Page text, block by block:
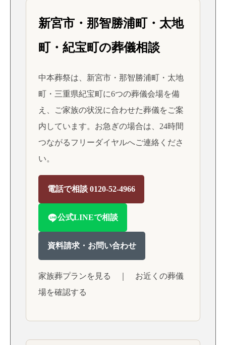
新宮市・那智勝浦町・太地
町・紀宝町の葬儀相談
中本葬祭は、新宮市・那智勝浦町・太地
町・三重県紀宝町に6つの葬儀会場を備
え、ご家族の状況に合わせた葬儀をご案
内しています。お急ぎの場合は、24時間
つながるフリーダイヤルへご連絡くださ
い。
電話で相談 0120-52-4966
公式LINEで相談
資料請求・お問い合わせ
家族葬プランを見る
お近くの葬儀
場を確認する